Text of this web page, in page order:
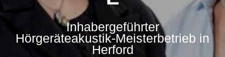
Inhabergeführter
Hörgeräteakustik-Meisterbetrieb in
Herford